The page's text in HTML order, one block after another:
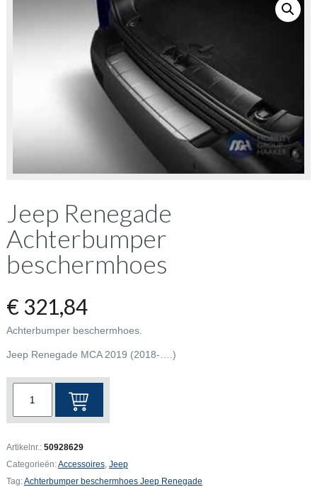
Jeep Renegade
Achterbumper
beschermhoes
€321,84
Achterbumper beschermhoes.
Jeep Renegade MCA 2019 (2018-….)
Achterbumper
beschermhoes
aantal
Artikelnr.: 50928629
Categorieën:Accessoires, Jeep
Tag:Achterbumper beschermhoes Jeep Renegade